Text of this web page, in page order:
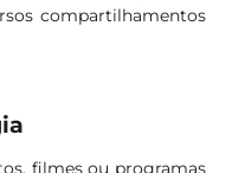
compartilhamentos